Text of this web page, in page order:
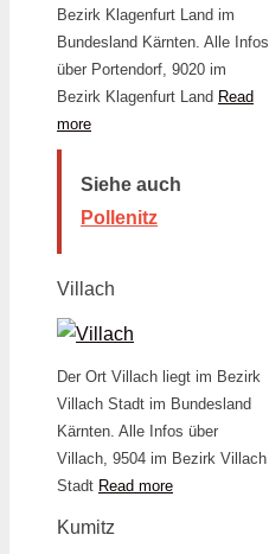
Bezirk Klagenfurt Land im
Bundesland Kärnten. Alle Infos
über Portendorf, 9020 im
Bezirk Klagenfurt Land Read
more
Siehe auch
Pollenitz
Villach
Der Ort Villach liegt im Bezirk
Villach Stadt im Bundesland
Kärnten. Alle Infos über
Villach, 9504 im Bezirk Villach
Stadt Read more
Kumitz